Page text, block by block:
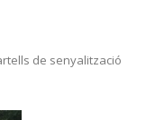
de senyalització